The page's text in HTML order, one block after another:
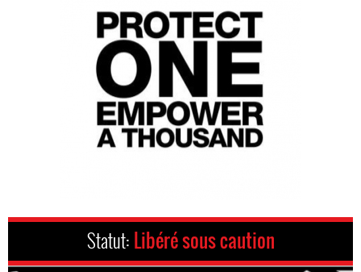
Statut: Libéré sous caution